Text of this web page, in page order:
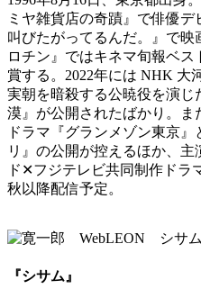
ミヤ雑貨店の奇蹟』で俳優
叫びたがってるんだ。』で映
ロチン』ではキネマ旬報ベ
賞する。2022年には NHK 大
実朝を暗殺する公暁役を演
漠』が公開されたばかり。ま
ドラマ『グランメゾン東京
リ』の公開が控えるほか、
ド✕フジテレビ共同制作ドラ
秋以降配信予定。
『シサム』